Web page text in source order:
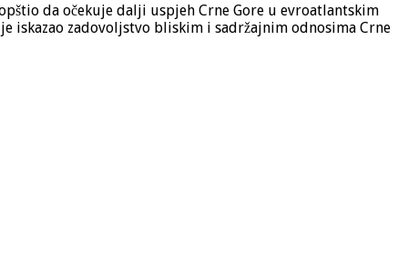
da očekuje dalji uspjeh Crne Gore u evroatlantskim
iskazao zadovoljstvo bliskim i sadržajnim odnosima Crne